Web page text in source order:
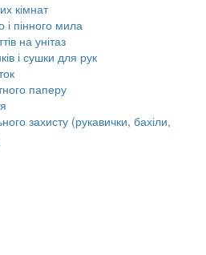
кімнат
і пінного мила
на унітаз
і сушки для рук
паперу
захисту (рукавички, бахіли,